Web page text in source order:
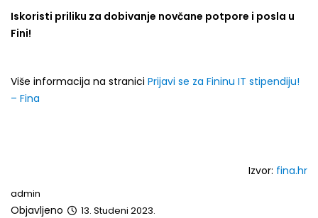
Iskoristi priliku za dobivanje novčane potpore i posla u
Fini!
Više informacija na stranici Prijavi se za Fininu IT stipendiju!
– Fina
Izvor: fina.hr
admin
Objavljeno 13. Studeni 2023.